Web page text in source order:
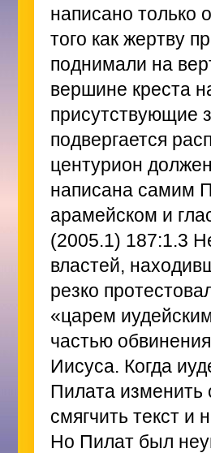
написано только
того как жертву
поднимали на
вершине креста
присутствующие
подвергается
центурион
написана самим
арамейском и
(2005.1) 187:1.3
властей,
резко
«царем
частью
Иисуса. Когда
Пилата изменить
смягчить текст и
Но Пилат был